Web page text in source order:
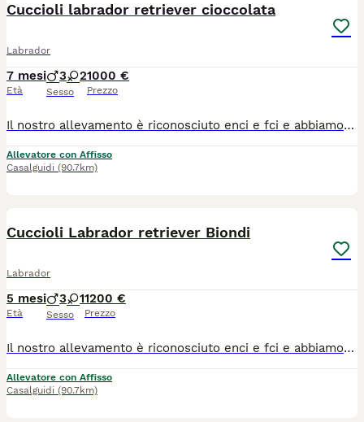
Cuccioli labrador retriever cioccolata
Labrador
7 mesi
Età
3 2
Sesso
1000 €
Prezzo
Il nostro allevamento è riconosciuto enci e fci e abbiamo 20 anni di esperienza nel settore. Attualmente abbiamo disponibilità di una bellissima cucciolata di cioccolata figli di riproduttori con importanti linee di sangue. I nostri cuccioli crescono in ambiente protetto, pulito e confortevole. Vengono socializzati ed educati con amore. I cuccioli vengono consegnati con cip , vaccini completi, libretto sanitario , pedigree , sverminazioni . I genitori sono tutti cani selezionati, testati per displasie di anche e gomiti e hanno tutti i test genetici per le patologie di razza. Quello che maggiormente ci contraddistingue come allevatori è l'assistenza costante, dopo l'adozione per aiutarvi nella crescita del vostro cucciolo
Allevatore con Affisso
Casalguidi (90.7km)
Cuccioli Labrador retriever Biondi
Labrador
5 mesi
Età
3 1
Sesso
1200 €
Prezzo
Il nostro allevamento è riconosciuto enci e fci e abbiamo 20 anni di esperienza nel settore. Attualmente abbiamo disponibilità di una bellissima cucciolata di labrador biondi , figli di riproduttori con importanti linee di sangue. I nostri cuccioli crescono in ambiente protetto, pulito e confortevole. Vengono socializzati ed educati con amore. I cuccioli vengono consegnati con cip , vaccini completi, libretto sanitario , pedigree , sverminazioni , puppy kit e dispensa informativa. I genitori sono tutti cani selezionati, testati per displasie di anche e gomiti e hanno tutti i test genetici per le patologie di razza. Quello che maggiormente ci contraddistingue come allevatori è l'assistenza costante, dopo l'adozione per aiutarvi nella crescita del vostro cucciolo
Allevatore con Affisso
Casalguidi (90.7km)